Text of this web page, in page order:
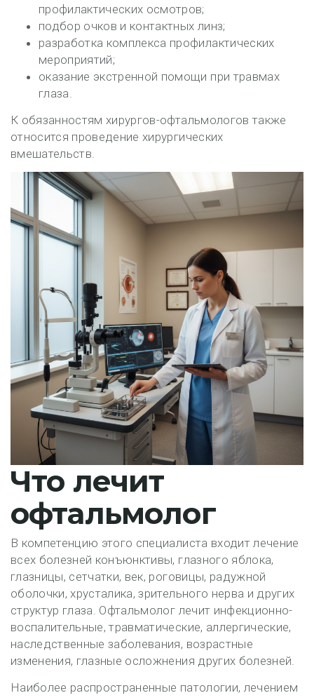
профилактических осмотров;
подбор очков и контактных линз;
разработка комплекса профилактических
мероприятий;
оказание экстренной помощи при травмах
глаза.
К обязанностям хирургов-офтальмологов также
относится проведение хирургических
вмешательств.
Что лечит
офтальмолог
В компетенцию этого специалиста входит лечение
всех болезней конъюнктивы, глазного яблока,
глазницы, сетчатки, век, роговицы, радужной
оболочки, хрусталика, зрительного нерва и других
структур глаза. Офтальмолог лечит инфекционно-
воспалительные, травматические, аллергические,
наследственные заболевания, возрастные
изменения, глазные осложнения других болезней.
Наиболее распространенные патологии, лечением